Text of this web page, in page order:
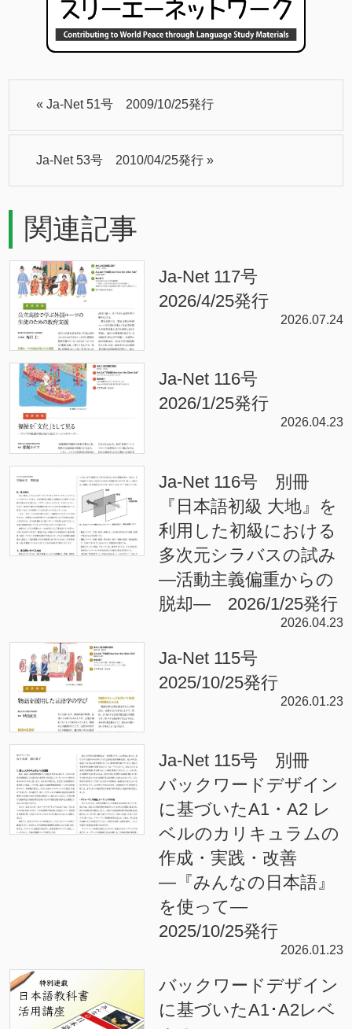
«Ja-Net 51号 2009/10/25発行
Ja-Net 53号 2010/04/25発行 »
関連記事
Ja-Net 117号
2026/4/25発行
2026.07.24
Ja-Net 116号
2026/1/25発行
2026.04.23
Ja-Net 116号 別冊
『日本語初級 大地』を
利用した初級における
多次元シラバスの試み
—活動主義偏重からの
脱却— 2026/1/25発行
2026.04.23
Ja-Net 115号
2025/10/25発行
2026.01.23
Ja-Net 115号 別冊
バックワードデザイン
に基づいたA1・A2 レ
ベルのカリキュラムの
作成・実践・改善
―『みんなの日本語』
を使って―
2025/10/25発行
2026.01.23
バックワードデザイン
に基づいたA1･A2レベ